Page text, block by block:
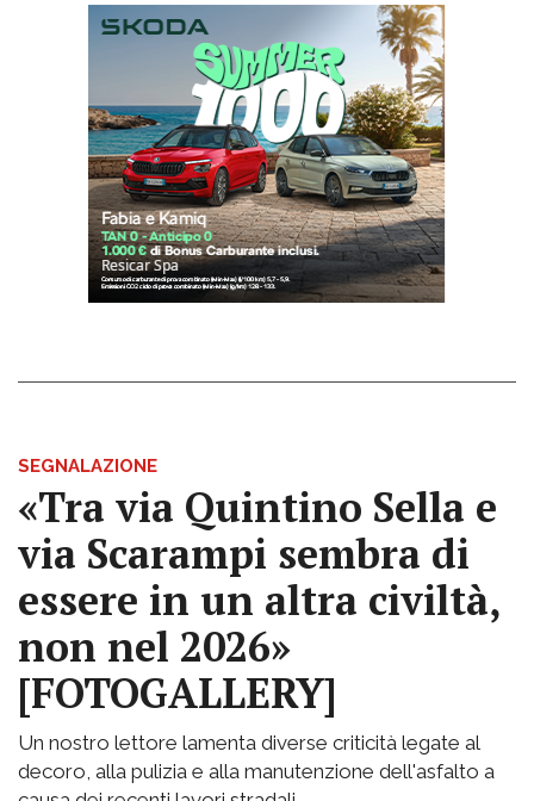
SEGNALAZIONE
«Tra via Quintino Sella e
via Scarampi sembra di
essere in un altra civiltà,
non nel 2026»
[FOTOGALLERY]
Un nostro lettore lamenta diverse criticità legate al
decoro, alla pulizia e alla manutenzione dell'asfalto a